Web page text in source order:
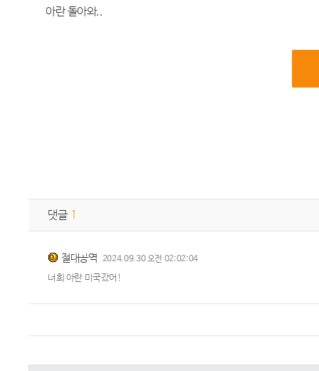
아란 돌아와..
댓글 1
절대공역 2024.09.30 오전 02:02:04
너희 아란 미국갔어!